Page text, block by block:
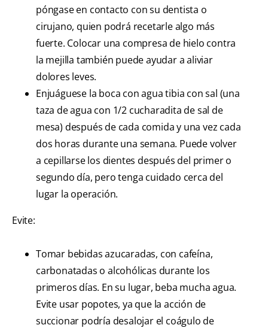
póngase en contacto con su dentista o
cirujano, quien podrá recetarle algo más
fuerte. Colocar una compresa de hielo contra
la mejilla también puede ayudar a aliviar
dolores leves.
Enjuáguese la boca con agua tibia con sal (una
taza de agua con 1/2 cucharadita de sal de
mesa) después de cada comida y una vez cada
dos horas durante una semana. Puede volver
a cepillarse los dientes después del primer o
segundo día, pero tenga cuidado cerca del
lugar la operación.
Evite:
Tomar bebidas azucaradas, con cafeína,
carbonatadas o alcohólicas durante los
primeros días. En su lugar, beba mucha agua.
Evite usar popotes, ya que la acción de
succionar podría desalojar el coágulo de